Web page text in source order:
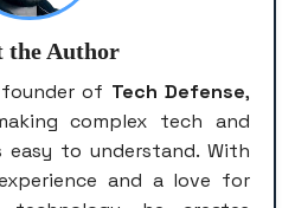
the Author
of Tech Defense,
complex tech and
to understand. With
and a love for